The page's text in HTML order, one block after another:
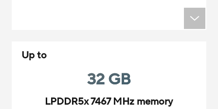
Up to
32 GB
LPDDR5x 7467 MHz memory